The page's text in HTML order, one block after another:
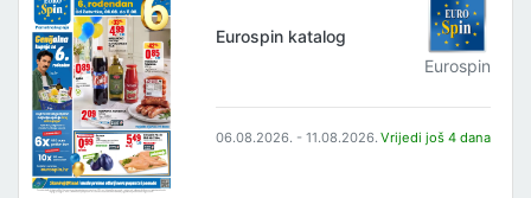
Eurospin katalog
Eurospin
06.08.2026. - 11.08.2026. Vrijedi još 4 dana